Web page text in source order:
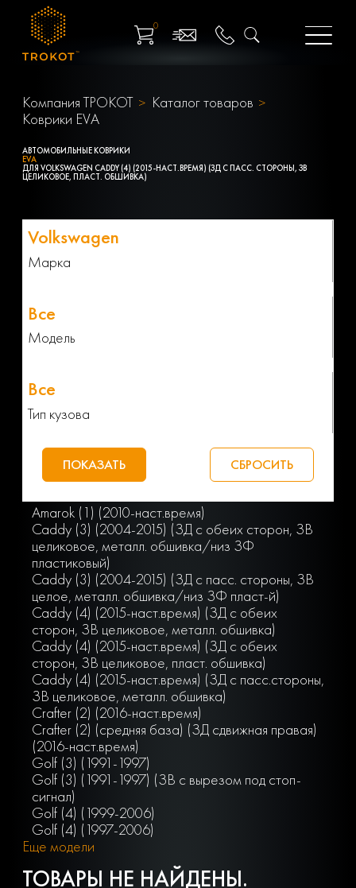
0
Компания ТРОКОТ
Каталог товаров
Коврики EVA
АВТОМОБИЛЬНЫЕ КОВРИКИ
EVA
ДЛЯ VOLKSWAGEN CADDY (4) (2015-НАСТ.ВРЕМЯ) (ЗД С ПАСС. СТОРОНЫ, ЗВ
ЦЕЛИКОВОЕ, ПЛАСТ. ОБШИВКА)
Марка
Модель
Тип кузова
Amarok (1) (2010-наст.время)
Caddy (3) (2004-2015) (ЗД с обеих сторон, ЗВ
целиковое, металл. обшивка/низ ЗФ
пластиковый)
Caddy (3) (2004-2015) (ЗД с пасс. стороны, ЗВ
целое, металл. обшивка/низ ЗФ пласт-й)
Caddy (4) (2015-наст.время) (ЗД с обеих
сторон, ЗВ целиковое, металл. обшивка)
Caddy (4) (2015-наст.время) (ЗД с обеих
сторон, ЗВ целиковое, пласт. обшивка)
Caddy (4) (2015-наст.время) (ЗД с пасс.стороны,
ЗВ целиковое, металл. обшивка)
Crafter (2) (2016-наст.время)
Crafter (2) (средняя база) (ЗД сдвижная правая)
(2016-наст.время)
Golf (3) (1991-1997)
Golf (3) (1991-1997) (ЗВ с вырезом под стоп-
сигнал)
Golf (4) (1999-2006)
Golf (4) (1997-2006)
Еще модели
ТОВАРЫ НЕ НАЙДЕНЫ.